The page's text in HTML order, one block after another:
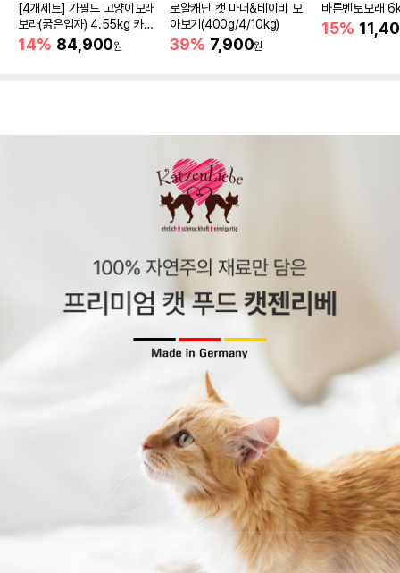
[4개세트] 가필드 고양이모래
보라(굵은입자) 4.55kg 카사
바모래
14% 84,900원
로얄캐닌 캣 마더&베이비 모
아보기(400g/4/10kg)
39% 7,900원
바른벤토모래
15%